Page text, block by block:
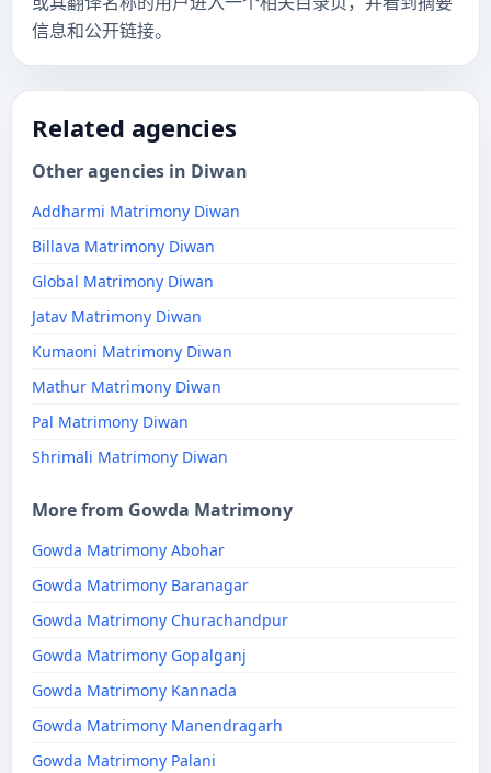
信息和公开链接。
Related agencies
Other agencies in Diwan
Addharmi Matrimony Diwan
Billava Matrimony Diwan
Global Matrimony Diwan
Jatav Matrimony Diwan
Kumaoni Matrimony Diwan
Mathur Matrimony Diwan
Pal Matrimony Diwan
Shrimali Matrimony Diwan
More from Gowda Matrimony
Gowda Matrimony Abohar
Gowda Matrimony Baranagar
Gowda Matrimony Churachandpur
Gowda Matrimony Gopalganj
Gowda Matrimony Kannada
Gowda Matrimony Manendragarh
Gowda Matrimony Palani